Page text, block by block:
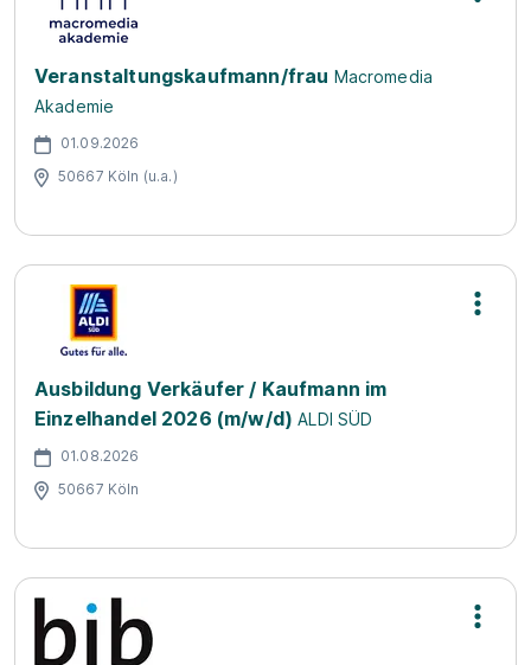
Veranstaltungskaufmann/frau Macromedia
Akademie
01.09.2026
50667 Köln (u.a.)
Ausbildung Verkäufer / Kaufmann im
Einzelhandel 2026 (m/w/d) ALDI SÜD
01.08.2026
50667 Köln